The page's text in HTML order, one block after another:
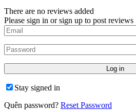
There are no reviews added
Please sign in or sign up to post reviews
Stay signed in
Quên password? Reset Password